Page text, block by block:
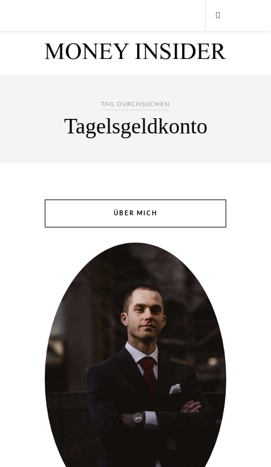
TAG DURCHSUCHEN
Tagelsgeldkonto
ÜBER MICH